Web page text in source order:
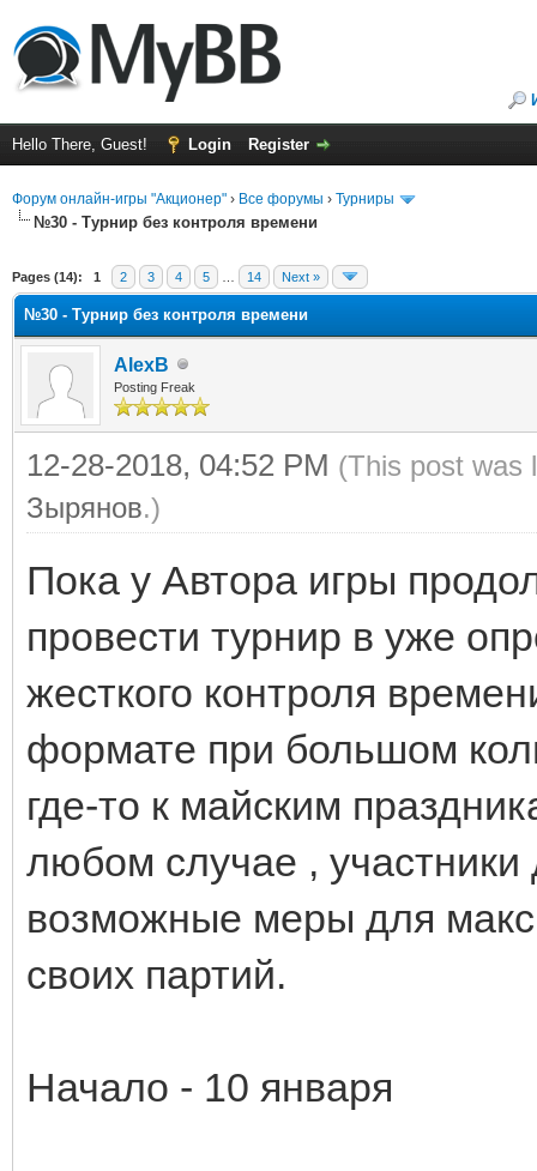
Hello There, Guest! Login Register
Форум онлайн-игры "Акционер" › Все форумы › Турниры
№30 - Турнир без контроля времени
Pages (14): 1 2 3 4 5 14 Next »
№30 - Турнир без контроля времени
AlexB
Posting Freak
12-28-2018, 04:52 PM (This post was
Зырянов.)
Пока у Автора игры
провести турнир в уже
жесткого контроля
формате при большом
где-то к майским
любом случае ,
возможные меры для
своих партий.
Начало - 10 января